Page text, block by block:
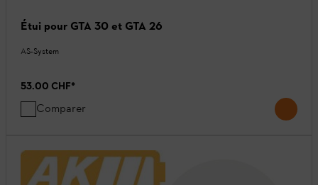
Étui pour GTA 30 et GTA 26
AS-System
53.00 CHF*
Comparer